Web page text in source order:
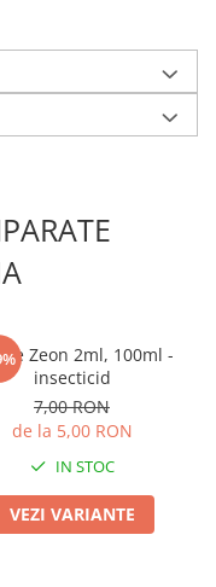
Zeon 2ml, 100ml -
insecticid
7,00 RON
de la 5,00 RON
IN STOC
VEZI VARIANTE